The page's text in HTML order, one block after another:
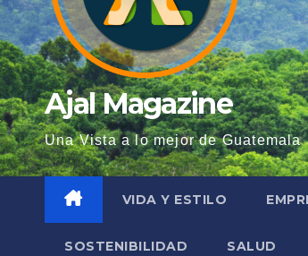
Ajal Magazine
Una Vista a lo mejor de Guatemala
VIDA Y ESTILO
SOSTENIBILIDAD SALUD